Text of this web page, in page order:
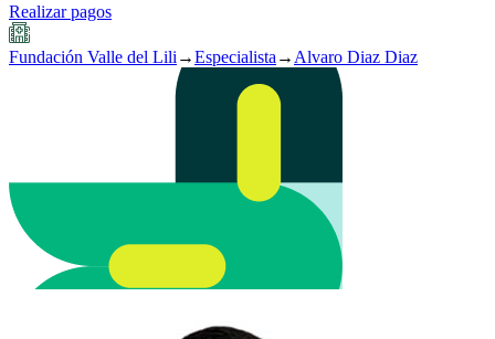
Realizar pagos
Fundación Valle del Lili →Especialista → Alvaro Diaz Diaz